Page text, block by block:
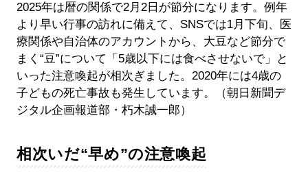
2025年は暦の関係で2月2日が節分になります。例年
より早い行事の訪れに備えて、SNSでは1月下旬、医
療関係や自治体のアカウントから、大豆など節分で
まく“豆”について「5歳以下には食べさせないで」と
いった注意喚起が相次ぎました。2020年には4歳の
子どもの死亡事故も発生しています。（朝日新聞デ
ジタル企画報道部・朽木誠一郎）
相次いだ“早め”の注意喚起